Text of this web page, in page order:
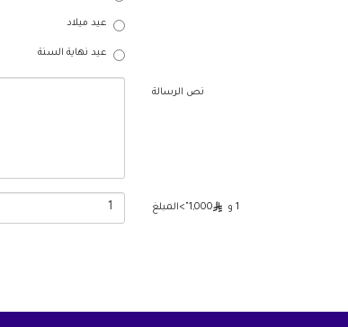
عيد ميلاد
عيد نهاية السنة
نص الرسالة
1 و 1,000">المبلغ